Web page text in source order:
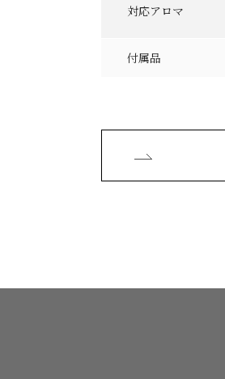
対応アロマ
付属品